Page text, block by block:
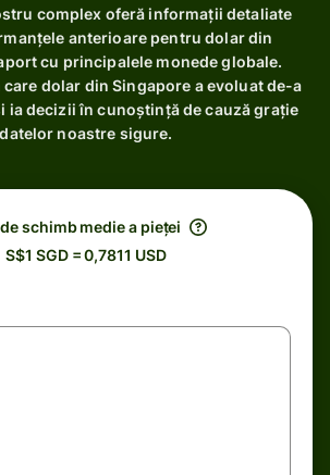
complex oferă informații detaliate
anterioare pentru dolar din
cu principalele monede globale.
dolar din Singapore a evoluat de-a
ia decizii în cunoștință de cauză grație
datelor noastre sigure.
de schimb medie a pieței
S$1 SGD = 0,7811 USD